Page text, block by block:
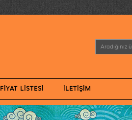
FIYAT LISTESI İLETIŞIM